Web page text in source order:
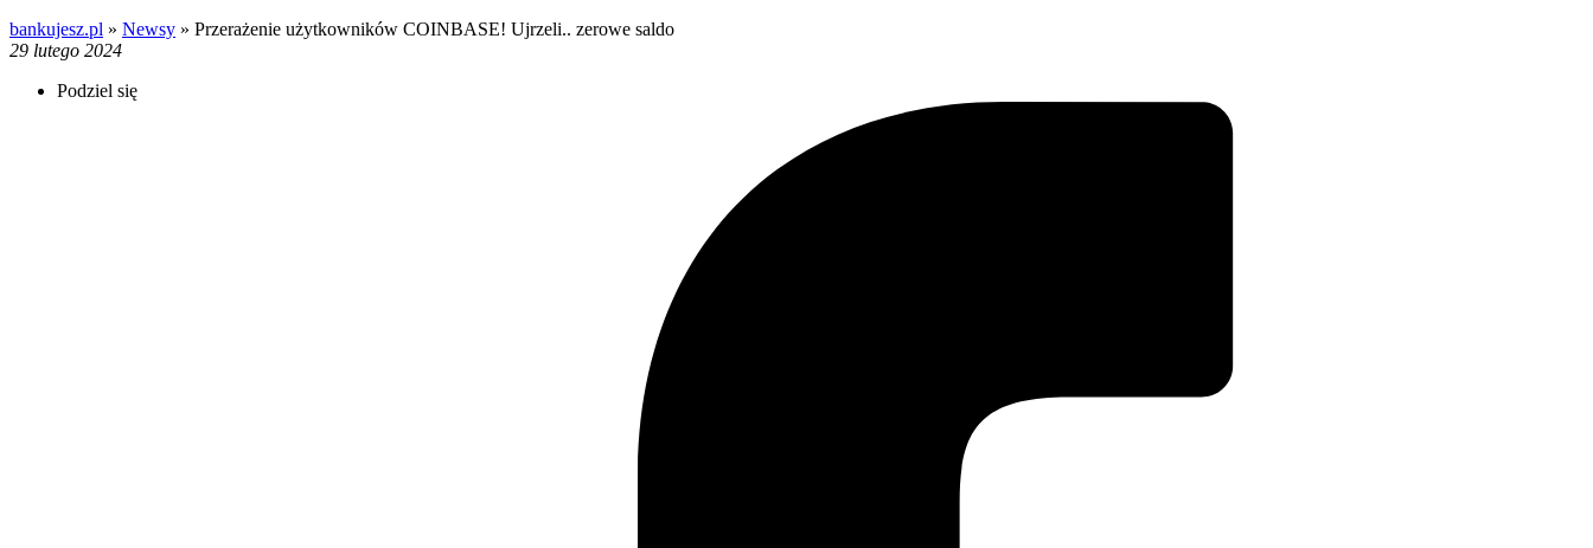
bankujesz.pl » Newsy » Przerażenie użytkowników COINBASE! Ujrzeli.. zerowe saldo
29 lutego 2024
Podziel się